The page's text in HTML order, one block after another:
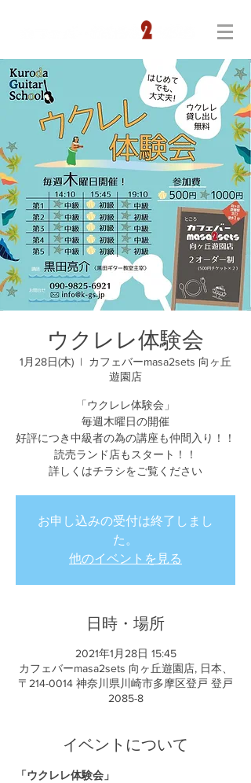
ウクレレ体験会
1月28日(木)
  |
カフェバーmasa2sets 向ヶ丘
遊園店
「ウクレレ体験会」
毎週木曜日の開催
好評につき中級者の為の講座も仲間入り！！
読売ランド店もスタート！！
詳しくはチラシをご覧ください
お申し込みの受付は終了しまし
た。
他のイベントを見る
日時・場所
2021年1月28日 15:45
カフェバーmasa2sets 向ヶ丘遊園店, 日本、
〒214-0014 神奈川県川崎市多摩区登戸 登戸
2085-8
イベントについて
「ウクレレ体験会」